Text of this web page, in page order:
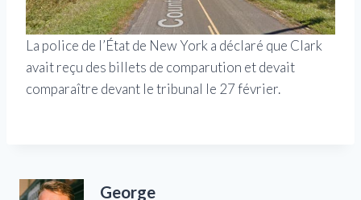
La police de l’État de New York a déclaré que Clark
avait reçu des billets de comparution et devait
comparaître devant le tribunal le 27 février.
George